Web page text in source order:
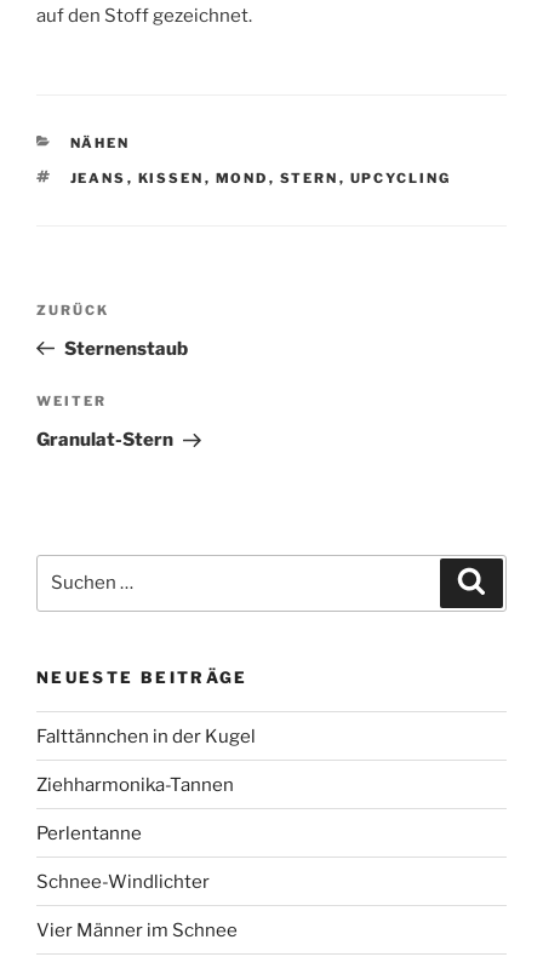
auf den Stoff gezeichnet.
KATEGORIEN
NÄHEN
SCHLAGWÖRTER
JEANS , KISSEN , MOND , STERN , UPCYCLING
Beitragsnavigation
Vorheriger
Beitrag
ZURÜCK
Sternenstaub
Nächster
Beitrag
WEITER
Granulat-Stern
nach:
NEUESTE BEITRÄGE
Falttännchen in der Kugel
Ziehharmonika-Tannen
Perlentanne
Schnee-Windlichter
Vier Männer im Schnee